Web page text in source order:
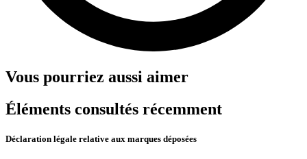
Vous pourriez aussi aimer
Éléments consultés récemment
Déclaration légale relative aux marques déposées